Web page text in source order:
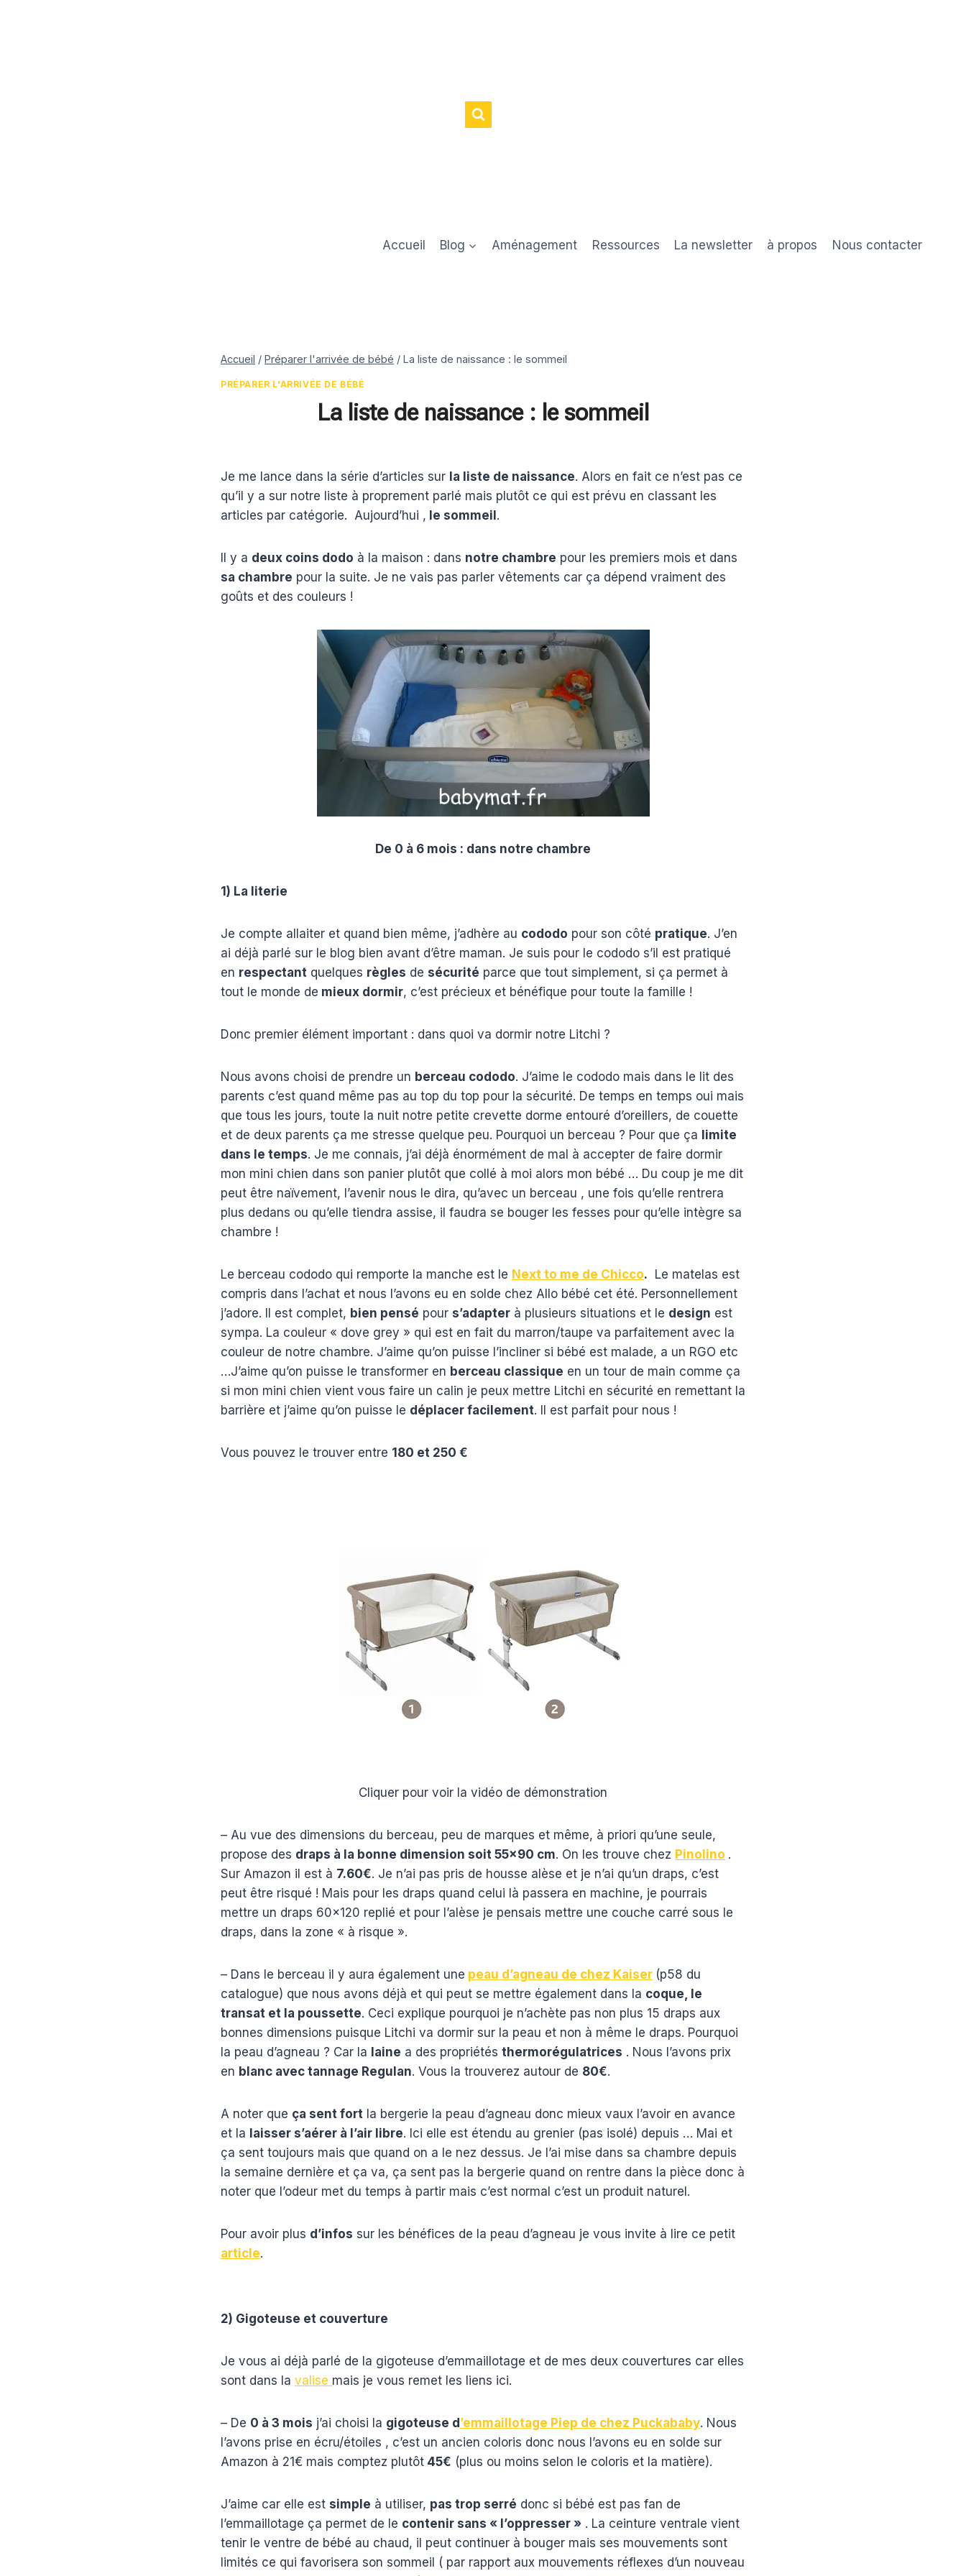
Accueil Blog Aménagement Ressources La newsletter à propos Nous contacter
Accueil / Préparer l'arrivée de bébé / La liste de naissance : le sommeil
PRÉPARER L'ARRIVÉE DE BÉBÉ
La liste de naissance : le sommeil
Je me lance dans la série d’articles sur la liste de naissance. Alors en fait ce n’est pas ce
qu’il y a sur notre liste à proprement parlé mais plutôt ce qui est prévu en classant les
articles par catégorie. Aujourd’hui , le sommeil .
Il y a deux coins dodo à la maison : dans notre chambre pour les premiers mois et dans
sa chambre pour la suite. Je ne vais pas parler vêtements car ça dépend vraiment des
goûts et des couleurs !
De 0 à 6 mois : dans notre chambre
1) La literie
Je compte allaiter et quand bien même, j’adhère au cododo pour son côté pratique. J’en
ai déjà parlé sur le blog bien avant d’être maman. Je suis pour le cododo s’il est pratiqué
en respectant quelques règles de sécurité parce que tout simplement, si ça permet à
tout le monde de mieux dormir, c’est précieux et bénéfique pour toute la famille !
Donc premier élément important : dans quoi va dormir notre Litchi ?
Nous avons choisi de prendre un berceau cododo. J’aime le cododo mais dans le lit des
parents c’est quand même pas au top du top pour la sécurité. De temps en temps oui mais
que tous les jours, toute la nuit notre petite crevette dorme entouré d’oreillers, de couette
et de deux parents ça me stresse quelque peu. Pourquoi un berceau ? Pour que ça limite
dans le temps. Je me connais, j’ai déjà énormément de mal à accepter de faire dormir
mon mini chien dans son panier plutôt que collé à moi alors mon bébé … Du coup je me dit
peut être naïvement, l’avenir nous le dira, qu’avec un berceau , une fois qu’elle rentrera
plus dedans ou qu’elle tiendra assise, il faudra se bouger les fesses pour qu’elle intègre sa
chambre !
Le berceau cododo qui remporte la manche est le Next to me de Chicco. Le matelas est
compris dans l’achat et nous l’avons eu en solde chez Allo bébé cet été. Personnellement
j’adore. Il est complet, bien pensé pour s’adapter à plusieurs situations et le design est
sympa. La couleur « dove grey » qui est en fait du marron/taupe va parfaitement avec la
couleur de notre chambre. J’aime qu’on puisse l’incliner si bébé est malade, a un RGO etc
…J’aime qu’on puisse le transformer en berceau classique en un tour de main comme ça
si mon mini chien vient vous faire un calin je peux mettre Litchi en sécurité en remettant la
barrière et j’aime qu’on puisse le déplacer facilement. Il est parfait pour nous !
Vous pouvez le trouver entre 180 et 250 €
Cliquer pour voir la vidéo de démonstration
– Au vue des dimensions du berceau, peu de marques et même, à priori qu’une seule,
propose des draps à la bonne dimension soit 55×90 cm. On les trouve chez Pinolino .
Sur Amazon il est à 7.60€. Je n’ai pas pris de housse alèse et je n’ai qu’un draps, c’est
peut être risqué ! Mais pour les draps quand celui là passera en machine, je pourrais
mettre un draps 60×120 replié et pour l’alèse je pensais mettre une couche carré sous le
draps, dans la zone « à risque ».
– Dans le berceau il y aura également une peau d’agneau de chez Kaiser (p58 du
catalogue) que nous avons déjà et qui peut se mettre également dans la coque, le
transat et la poussette. Ceci explique pourquoi je n’achète pas non plus 15 draps aux
bonnes dimensions puisque Litchi va dormir sur la peau et non à même le draps. Pourquoi
la peau d’agneau ? Car la laine a des propriétés thermorégulatrices . Nous l’avons prix
en blanc avec tannage Regulan. Vous la trouverez autour de 80€.
A noter que ça sent fort la bergerie la peau d’agneau donc mieux vaux l’avoir en avance
et la laisser s’aérer à l’air libre. Ici elle est étendu au grenier (pas isolé) depuis … Mai et
ça sent toujours mais que quand on a le nez dessus. Je l’ai mise dans sa chambre depuis
la semaine dernière et ça va, ça sent pas la bergerie quand on rentre dans la pièce donc à
noter que l’odeur met du temps à partir mais c’est normal c’est un produit naturel.
Pour avoir plus d’infos sur les bénéfices de la peau d’agneau je vous invite à lire ce petit
article.
2) Gigoteuse et couverture
Je vous ai déjà parlé de la gigoteuse d’emmaillotage et de mes deux couvertures car elles
sont dans la valise mais je vous remet les liens ici.
– De 0 à 3 mois j’ai choisi la gigoteuse d’emmaillotage Piep de chez Puckababy. Nous
l’avons prise en écru/étoiles , c’est un ancien coloris donc nous l’avons eu en solde sur
Amazon à 21€ mais comptez plutôt 45€ (plus ou moins selon le coloris et la matière).
J’aime car elle est simple à utiliser, pas trop serré donc si bébé est pas fan de
l’emmaillotage ça permet de le contenir sans « l’oppresser » . La ceinture ventrale vient
tenir le ventre de bébé au chaud, il peut continuer à bouger mais ses mouvements sont
limités ce qui favorisera son sommeil ( par rapport aux mouvements réflexes d’un nouveau